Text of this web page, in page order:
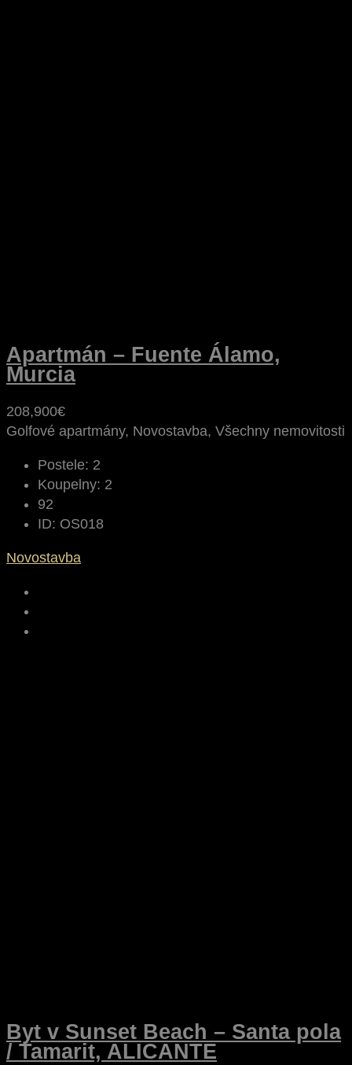
Apartmán – Fuente Álamo,
Murcia
208,900€
Golfové apartmány, Novostavba, Všechny nemovitosti
Postele: 2
Koupelny: 2
92
ID: OS018
Novostavba
Byt v Sunset Beach – Santa pola
/ Tamarit, ALICANTE